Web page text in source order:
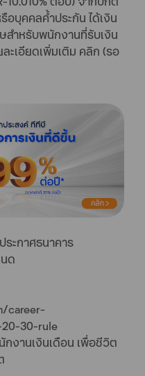
บุคคลค้ำประกัน ได้เงิน
สำหรับพนักงานที่รับเงิน
ะเอียดเพิ่มเติม คลิก (รอ
ระกาศธนาคาร
ด
career-
30-rule
งานเงินเดือน เพื่อชีวิต